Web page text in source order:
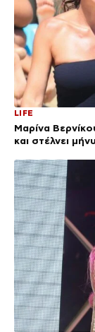
LIFE
Μαρίνα
και στέλνει